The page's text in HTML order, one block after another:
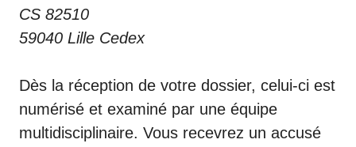
CS 82510
59040 Lille Cedex
Dès la réception de votre dossier, celui-ci est
numérisé et examiné par une équipe
multidisciplinaire. Vous recevrez un accusé